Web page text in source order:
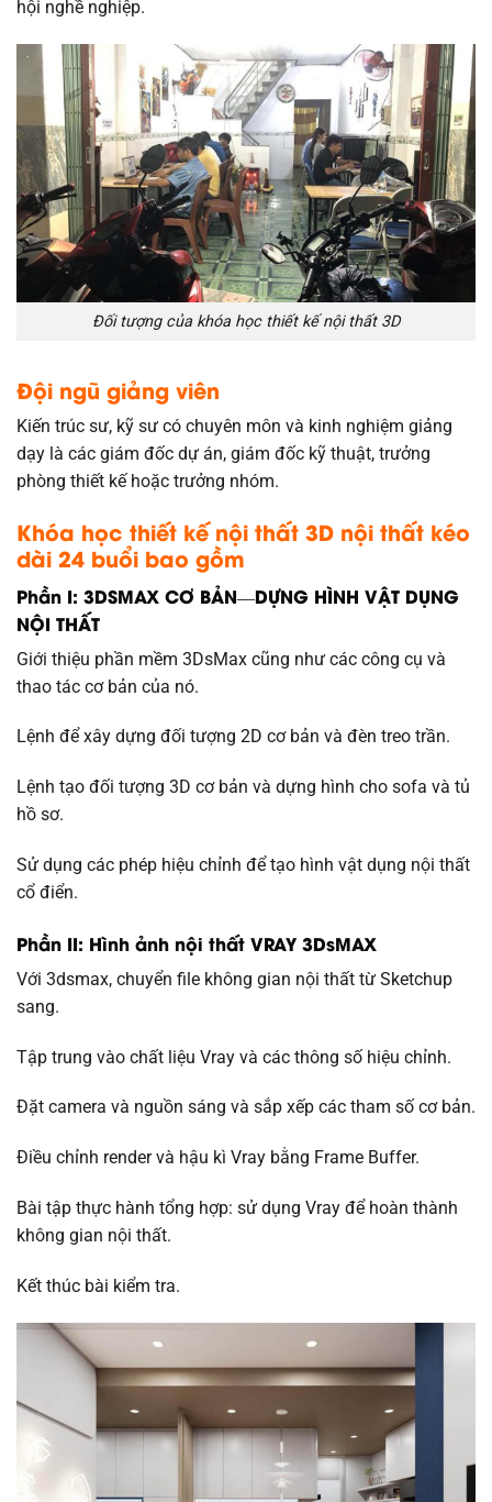
hội nghề nghiệp.
Đối tượng của khóa học thiết kế nội thất 3D
Đội ngũ giảng viên
Kiến trúc sư, kỹ sư có chuyên môn và kinh nghiệm giảng
dạy là các giám đốc dự án, giám đốc kỹ thuật, trưởng
phòng thiết kế hoặc trưởng nhóm.
Khóa học thiết kế nội thất 3D nội thất kéo
dài 24 buổi bao gồm
Phần I: 3DSMAX CƠ BẢN—DỰNG HÌNH VẬT DỤNG
NỘI THẤT
Giới thiệu phần mềm 3DsMax cũng như các công cụ và
thao tác cơ bản của nó.
Lệnh để xây dựng đối tượng 2D cơ bản và đèn treo trần.
Lệnh tạo đối tượng 3D cơ bản và dựng hình cho sofa và tủ
hồ sơ.
Sử dụng các phép hiệu chỉnh để tạo hình vật dụng nội thất
cổ điển.
Phần II: Hình ảnh nội thất VRAY 3DsMAX
Với 3dsmax, chuyển file không gian nội thất từ Sketchup
sang.
Tập trung vào chất liệu Vray và các thông số hiệu chỉnh.
Đặt camera và nguồn sáng và sắp xếp các tham số cơ bản.
Điều chỉnh render và hậu kì Vray bằng Frame Buffer.
Bài tập thực hành tổng hợp: sử dụng Vray để hoàn thành
không gian nội thất.
Kết thúc bài kiểm tra.